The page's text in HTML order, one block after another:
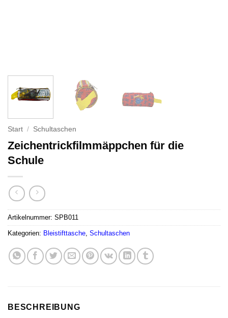
Start / Schultaschen
Zeichentrickfilmmäppchen für die
Schule
Artikelnummer: SPB011
Kategorien: Bleistifttasche, Schultaschen
BESCHREIBUNG